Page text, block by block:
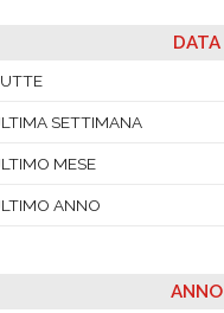
DATA
SETTIMANA
MESE
ANNO
ANNO